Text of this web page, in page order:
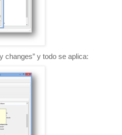
changes” y todo se aplica: